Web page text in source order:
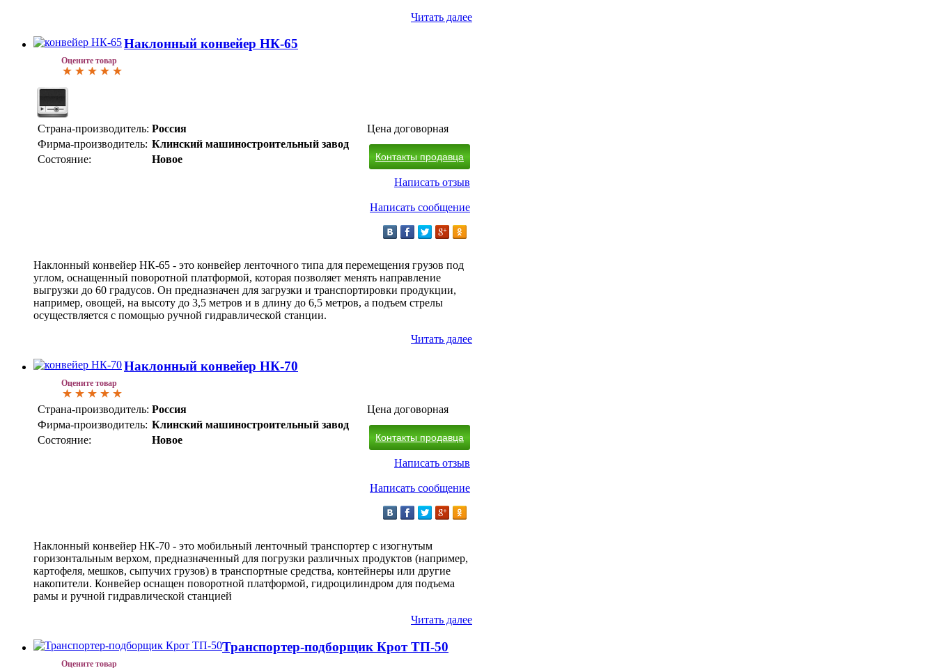
Читать далее
Оцените товар
Наклонный конвейер НК-65
Страна-производитель: Россия
Фирма-производитель: Клинский машиностроительный завод
Состояние:
Новое
Цена договорная
Контакты продавца
Написать отзыв
Написать сообщение
Наклонный конвейер НК-65 - это конвейер ленточного типа для перемещения грузов под
углом, оснащенный поворотной платформой, которая позволяет менять направление
выгрузки до 60 градусов. Он предназначен для загрузки и транспортировки продукции,
например, овощей, на высоту до 3,5 метров и в длину до 6,5 метров, а подъем стрелы
осуществляется с помощью ручной гидравлической станции.
Читать далее
Оцените товар
Наклонный конвейер НК-70
Страна-производитель: Россия
Фирма-производитель: Клинский машиностроительный завод
Состояние:
Новое
Цена договорная
Контакты продавца
Написать отзыв
Написать сообщение
Наклонный конвейер НК-70 - это мобильный ленточный транспортер с изогнутым
горизонтальным верхом, предназначенный для погрузки различных продуктов (например,
картофеля, мешков, сыпучих грузов) в транспортные средства, контейнеры или другие
накопители. Конвейер оснащен поворотной платформой, гидроцилиндром для подъема
рамы и ручной гидравлической станцией
Читать далее
Оцените товар
Транспортер-подборщик Крот ТП-50